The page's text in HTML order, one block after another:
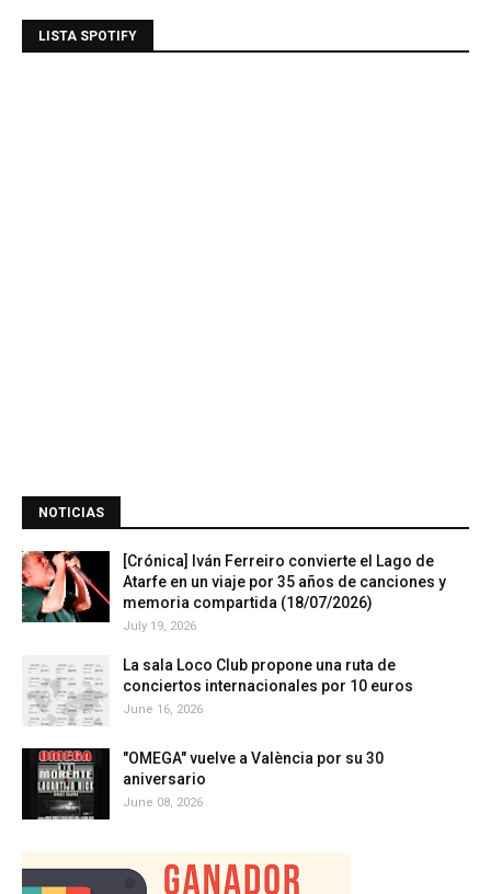
LISTA SPOTIFY
NOTICIAS
[Crónica] Iván Ferreiro convierte el Lago de
Atarfe en un viaje por 35 años de canciones y
memoria compartida (18/07/2026)
July 19, 2026
La sala Loco Club propone una ruta de
conciertos internacionales por 10 euros
June 16, 2026
"OMEGA" vuelve a València por su 30
aniversario
June 08, 2026